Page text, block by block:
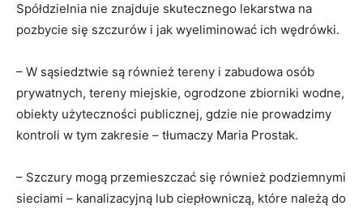
Spółdzielnia nie znajduje skutecznego lekarstwa na
pozbycie się szczurów i jak wyeliminować ich wędrówki.
– W sąsiedztwie są również tereny i zabudowa osób
prywatnych, tereny miejskie, ogrodzone zbiorniki wodne,
obiekty użyteczności publicznej, gdzie nie prowadzimy
kontroli w tym zakresie – tłumaczy Maria Prostak.
– Szczury mogą przemieszczać się również podziemnymi
sieciami – kanalizacyjną lub ciepłowniczą, które należą do